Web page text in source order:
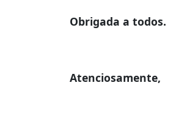
Obrigada a todos.
Atenciosamente,